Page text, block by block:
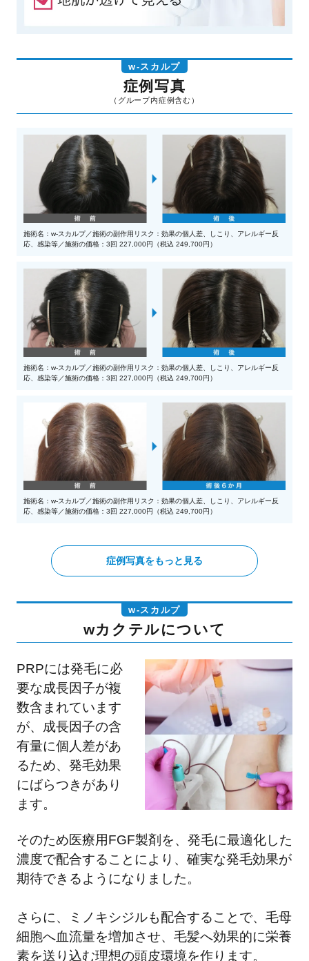
w-スカルプ
症例写真
施術名：w-スカルプ／施術の副作用リスク：効果の個人差、しこり、アレルギー反
応、感染等／施術の価格：3回 227,000円（税込 249,700円）
施術名：w-スカルプ／施術の副作用リスク：効果の個人差、しこり、アレルギー反
応、感染等／施術の価格：3回 227,000円（税込 249,700円）
施術名：w-スカルプ／施術の副作用リスク：効果の個人差、しこり、アレルギー反
応、感染等／施術の価格：3回 227,000円（税込 249,700円）
症例写真をもっと見る
w-スカルプ
wカクテルについて
PRPには発毛に必
要な成長因子が複
数含まれています
が、成長因子の含
有量に個人差があ
るため、発毛効果
にばらつきがあり
ます。
そのため医療用FGF製剤を、発毛に最適化した
濃度で配合することにより、確実な発毛効果が
期待できるようになりました。
さらに、ミノキシジルも配合することで、毛母
細胞へ血流量を増加させ、毛髪へ効果的に栄養
素を送り込む理想の頭皮環境を作ります。